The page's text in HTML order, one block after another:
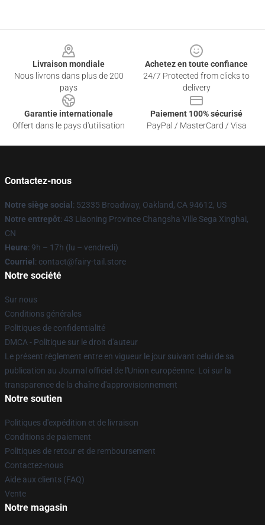
Livraison mondiale
Nous livrons dans plus de 200
pays
Achetez en toute confiance
24/7 Protected from clicks to
delivery
Garantie internationale
Offert dans le pays d'utilisation
Paiement 100% sécurisé
PayPal / MasterCard / Visa
Contactez-nous
Notre siège social : 52335 Broadway, Oakland, CA 94612, US
Notre entrepôt: 43 Liaoning Province Changsha Ville Sega Xinghai,
CN
Heure: 9h – 17h (lu – vendredi)
Courriel : contact@fairy-tail.store
Notre société
Sur nous
Conditions générales
Politiques de confidentialité
DMCA - Politique sur le droit d'auteur
Le présent règlement entre en vigueur le jour suivant celui de sa
publication au Journal officiel de l'Union européenne. Loi sur la
transparence de la chaîne d'approvisionnement
Notre soutien
Politiques d'expédition et de livraison
Conditions de paiement
Politiques de retour et de remboursement
Contactez-nous
Aide aux clients (FAQ)
Vente
Notre magasin